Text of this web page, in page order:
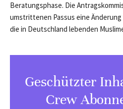
Beratungsphase. Die
umstrittenen Passus eine
die in Deutschland lebenden
Geschützter
Crew